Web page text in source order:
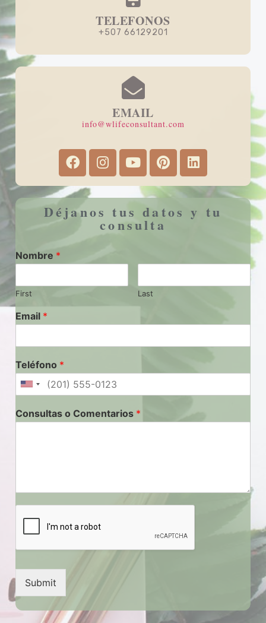
TELEFONOS
+507 66129201
EMAIL
info@wlifeconsultant.com
Déjanos tus datos y tu
consulta
Nombre *
First Last
Email *
Teléfono *
Consultas o Comentarios *
Submit